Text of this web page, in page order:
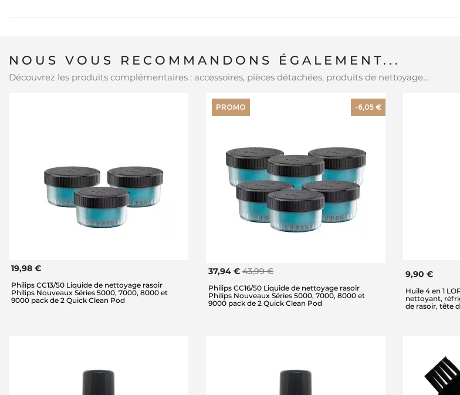
NOUS VOUS RECOMMANDONS ÉGALEMENT...
Découvrez les produits complémentaires : accessoires, pièces détachées, produits de nettoyage...
19,98 €
Philips CC13/50 Liquide de nettoyage rasoir
Philips Nouveaux Séries 5000, 7000, 8000 et
9000 pack de 2 Quick Clean Pod
PROMO -6,05 €
37,94 € 43,99 €
Philips CC16/50 Liquide de nettoyage rasoir
Philips Nouveaux Séries 5000, 7000, 8000 et
9000 pack de 2 Quick Clean Pod
9,90 €
Huile 4 en 1
nettoyant,
de rasoir, tête